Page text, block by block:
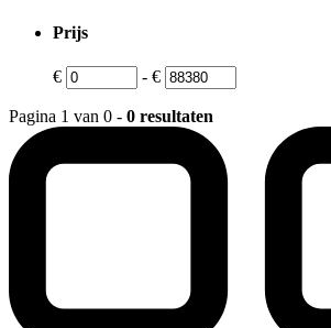
Prijs
€ - €
Pagina 1 van 0 - 0 resultaten